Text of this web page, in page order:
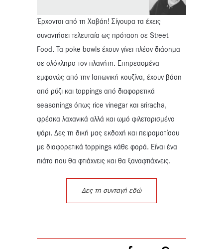
Έρχονται από τη Χαβάη! Σίγουρα τα έχεις
συναντήσει τελευταία ως πρόταση σε Street
Food. Τα poke bowls έχουν γίνει πλέον διάσημα
σε ολόκληρο τον πλανήτη. Επηρεασμένα
εμφανώς από την Ιαπωνική κουζίνα, έχουν βάση
από ρύζι και toppings από διαφορετικά
seasonings όπως rice vinegar και sriracha,
φρέσκα λαχανικά αλλά και ωμό φιλεταρισμένο
ψάρι. Δες τη δική μας εκδοχή και πειραματίσου
με διαφορετικά toppings κάθε φορά. Είναι ένα
πιάτο που θα φτιάχνεις και θα ξαναφτιάχνεις.
Δες τη συνταγή εδώ